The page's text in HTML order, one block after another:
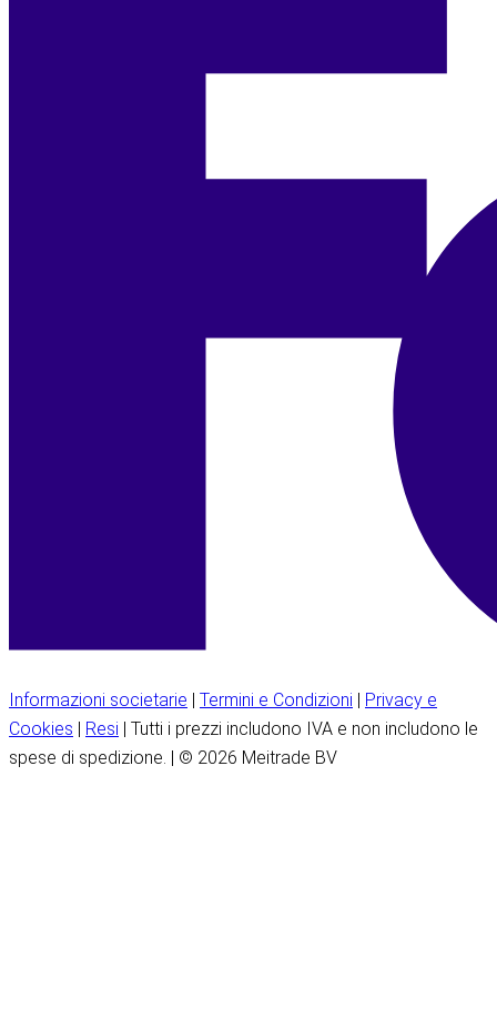
Informazioni societarie | Termini e Condizioni | Privacy e
Cookies | Resi | Tutti i prezzi includono IVA e non includono le
spese di spedizione. | © 2026 Meitrade BV